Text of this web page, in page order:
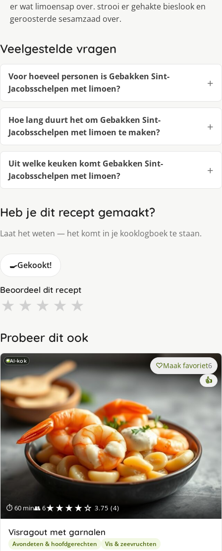
er wat limoensap over. strooi er gehakte bieslook en
geroosterde sesamzaad over.
Veelgestelde vragen
Voor hoeveel personen is Gebakken Sint-
Jacobsschelpen met limoen?
Hoe lang duurt het om Gebakken Sint-
Jacobsschelpen met limoen te maken?
Uit welke keuken komt Gebakken Sint-
Jacobsschelpen met limoen?
Heb je dit recept gemaakt?
Laat het weten — het komt in je kooklogboek te staan.
🍳Gekookt!
Beoordeel dit recept
★ ★ ★ ★ ★
Probeer dit ook
AI-kok
⏱ 60 min👥 6★★★★☆ 3.75 (4)
Maak favoriet6
👍
Visragout met garnalen
Avondeten & hoofdgerechten Vis & zeevruchten